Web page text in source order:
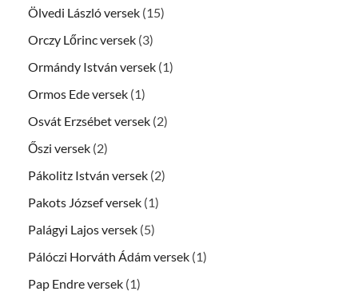
Ölvedi László versek (15)
Orczy Lőrinc versek (3)
Ormándy István versek (1)
Ormos Ede versek (1)
Osvát Erzsébet versek (2)
Őszi versek (2)
Pákolitz István versek (2)
Pakots József versek (1)
Palágyi Lajos versek (5)
Pálóczi Horváth Ádám versek (1)
Pap Endre versek (1)